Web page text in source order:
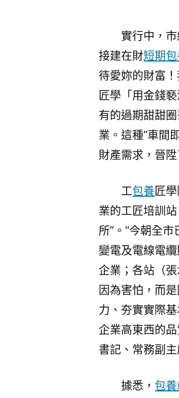
實行中，
接建在財短期
待愛妳的財富
匠學「用金錢
有的過期甜甜
業。這種“車間
財產需求，晉
工包養匠
業的工匠培訓
所”。“今朝全
變電及電線電
企業；各站（
因為害怕，而
力、夯實實際
企業高東西的品
書記、常務副
據悉， 包